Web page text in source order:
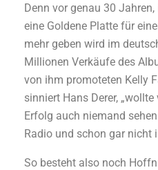
Denn vor genau 30
eine Goldene Platte für
mehr geben wird im
Millionen Verkäufe des
von ihm promoteten Kelly
sinniert Hans Derer,
Erfolg auch niemand
Radio und schon gar nicht
So besteht also noch